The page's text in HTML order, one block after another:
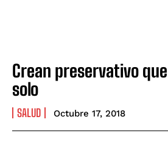
Crean preservativo
solo
SALUD Octubre 17, 2018